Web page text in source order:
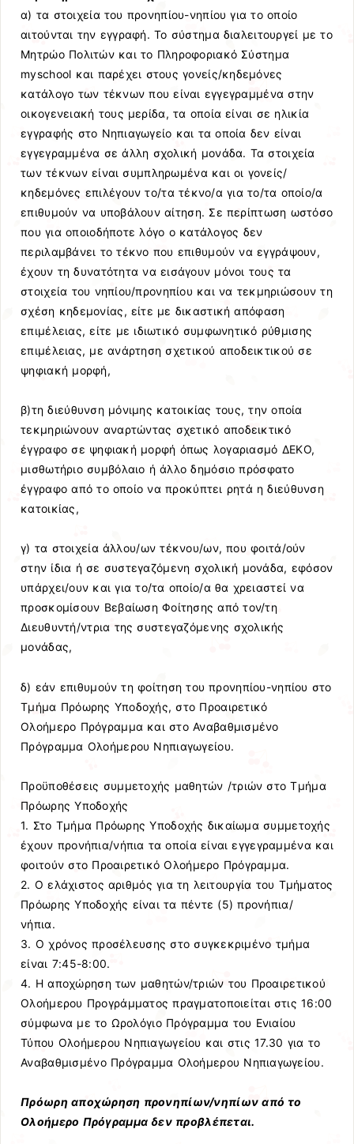
α) τα στοιχεία του προνηπίου-νηπίου για το οποίο
αιτούνται την εγγραφή. Το σύστημα διαλειτουργεί με το
Μητρώο Πολιτών και το Πληροφοριακό Σύστημα
myschool και παρέχει στους γονείς/κηδεμόνες
κατάλογο των τέκνων που είναι εγγεγραμμένα στην
οικογενειακή τους μερίδα, τα οποία είναι σε ηλικία
εγγραφής στο Νηπιαγωγείο και τα οποία δεν είναι
εγγεγραμμένα σε άλλη σχολική μονάδα. Τα στοιχεία
των τέκνων είναι συμπληρωμένα και οι γονείς/
κηδεμόνες επιλέγουν το/τα τέκνο/α για το/τα οποίο/α
επιθυμούν να υποβάλουν αίτηση. Σε περίπτωση ωστόσο
που για οποιοδήποτε λόγο ο κατάλογος δεν
περιλαμβάνει το τέκνο που επιθυμούν να εγγράψουν,
έχουν τη δυνατότητα να εισάγουν μόνοι τους τα
στοιχεία του νηπίου/προνηπίου και να τεκμηριώσουν τη
σχέση κηδεμονίας, είτε με δικαστική απόφαση
επιμέλειας, είτε με ιδιωτικό συμφωνητικό ρύθμισης
επιμέλειας, με ανάρτηση σχετικού αποδεικτικού σε
ψηφιακή μορφή,
β)τη διεύθυνση μόνιμης κατοικίας τους, την οποία
τεκμηριώνουν αναρτώντας σχετικό αποδεικτικό
έγγραφο σε ψηφιακή μορφή όπως λογαριασμό ΔΕΚΟ,
μισθωτήριο συμβόλαιο ή άλλο δημόσιο πρόσφατο
έγγραφο από το οποίο να προκύπτει ρητά η διεύθυνση
κατοικίας,
γ) τα στοιχεία άλλου/ων τέκνου/ων, που φοιτά/ούν
στην ίδια ή σε συστεγαζόμενη σχολική μονάδα, εφόσον
υπάρχει/ουν και για το/τα οποίο/α θα χρειαστεί να
προσκομίσουν Βεβαίωση Φοίτησης από τον/τη
Διευθυντή/ντρια της συστεγαζόμενης σχολικής
μονάδας,
δ) εάν επιθυμούν τη φοίτηση του προνηπίου-νηπίου στο
Τμήμα Πρόωρης Υποδοχής, στο Προαιρετικό
Ολοήμερο Πρόγραμμα και στο Αναβαθμισμένο
Πρόγραμμα Ολοήμερου Νηπιαγωγείου.
Προϋποθέσεις συμμετοχής μαθητών /τριών στο Τμήμα
Πρόωρης Υποδοχής
1. Στο Τμήμα Πρόωρης Υποδοχής δικαίωμα συμμετοχής
έχουν προνήπια/νήπια τα οποία είναι εγγεγραμμένα και
φοιτούν στο Προαιρετικό Ολοήμερο Πρόγραμμα.
2. Ο ελάχιστος αριθμός για τη λειτουργία του Τμήματος
Πρόωρης Υποδοχής είναι τα πέντε (5) προνήπια/
νήπια.
3. Ο χρόνος προσέλευσης στο συγκεκριμένο τμήμα
είναι 7:45-8:00.
4. Η αποχώρηση των μαθητών/τριών του Προαιρετικού
Ολοήμερου Προγράμματος πραγματοποιείται στις 16:00
σύμφωνα με το Ωρολόγιο Πρόγραμμα του Ενιαίου
Τύπου Ολοήμερου Νηπιαγωγείου και στις 17.30 για το
Αναβαθμισμένο Πρόγραμμα Ολοήμερου Νηπιαγωγείου.
Πρόωρη αποχώρηση προνηπίων/νηπίων από το
Ολοήμερο Πρόγραμμα δεν προβλέπεται.